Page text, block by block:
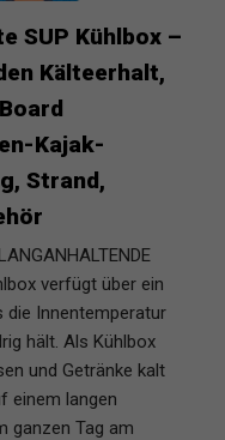
SUP Kühlbox –
Kälteerhalt,
Kajak-
Strand,
verfügt über ein
die Innentemperatur
hält. Als Kühlbox
und Getränke kalt
einem langen
ganzen Tag am